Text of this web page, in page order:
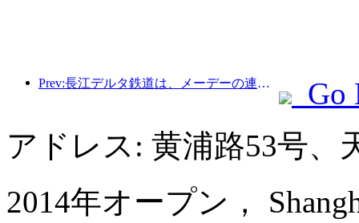
Prev:長江デルタ鉄道は、メーデーの連休期間中に2138万人以上の乗客を輸送した。
Go
アドレス: 黄浦路53号、
2014年オープン，